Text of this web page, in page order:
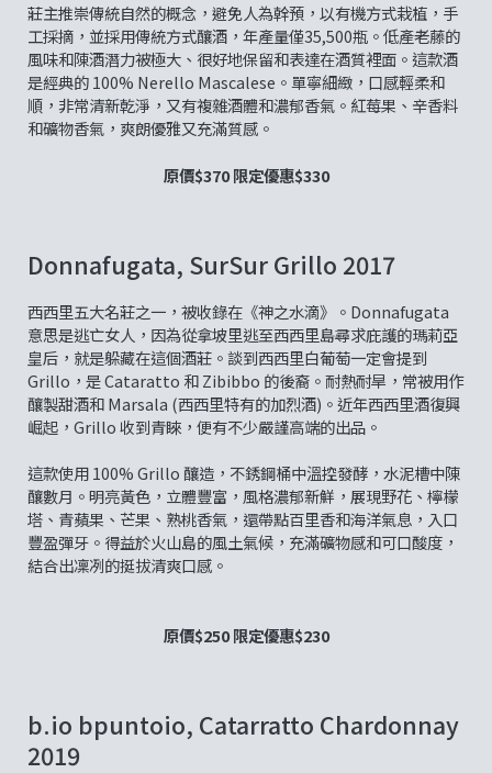
莊主推崇傳統自然的概念，避免人為幹預，以有機方式栽植，手
工採摘，並採用傳統方式釀酒，年產量僅35,500瓶。低產老藤的
風味和陳酒潛力被極大、很好地保留和表達在酒質裡面。這款酒
是經典的 100% Nerello Mascalese。單寧細緻，口感輕柔和
順，非常清新乾淨，又有複雜酒體和濃郁香氣。紅莓果、辛香料
和礦物香氣，爽朗優雅又充滿質感。
原價$370 限定優惠$330
Donnafugata, SurSur Grillo 2017
西西里五大名莊之一，被收錄在《神之水滴》。Donnafugata
意思是逃亡女人，因為從拿坡里逃至西西里島尋求庇護的瑪莉亞
皇后，就是躲藏在這個酒莊。談到西西里白葡萄一定會提到
Grillo，是 Cataratto 和 Zibibbo 的後裔。耐熱耐旱，常被用作
釀製甜酒和 Marsala (西西里特有的加烈酒)。近年西西里酒復興
崛起，Grillo 收到青睞，便有不少嚴謹高端的出品。
這款使用 100% Grillo 釀造，不銹鋼桶中溫控發酵，水泥槽中陳
釀數月。明亮黃色，立體豐富，風格濃郁新鮮，展現野花、檸檬
塔、青蘋果、芒果、熟桃香氣，還帶點百里香和海洋氣息，入口
豐盈彈牙。得益於火山島的風土氣候，充滿礦物感和可口酸度，
結合出凜冽的挺拔清爽口感。
原價$250 限定優惠$230
b.io bpuntoio, Catarratto Chardonnay
2019